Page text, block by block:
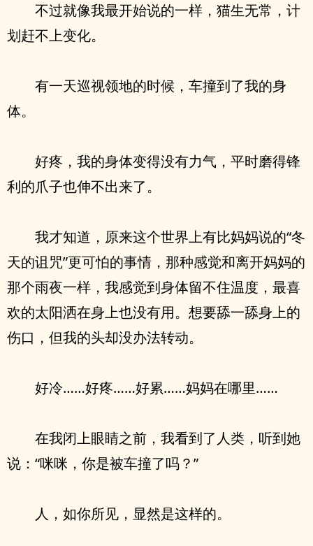
不过就像我最开始说的一样，猫生无常，计
划赶不上变化。
有一天巡视领地的时候，车撞到了我的身
体。
好疼，我的身体变得没有力气，平时磨得锋
利的爪子也伸不出来了。
我才知道，原来这个世界上有比妈妈说的“冬
天的诅咒”更可怕的事情，那种感觉和离开妈妈的
那个雨夜一样，我感觉到身体留不住温度，最喜
欢的太阳洒在身上也没有用。想要舔一舔身上的
伤口，但我的头却没办法转动。
好冷……好疼……好累……妈妈在哪里……
在我闭上眼睛之前，我看到了人类，听到她
说：“咪咪，你是被车撞了吗？”
人，如你所见，显然是这样的。